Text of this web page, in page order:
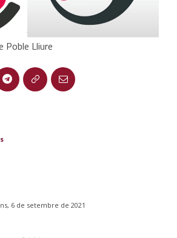
Poble Lliure
6 de setembre de 2021